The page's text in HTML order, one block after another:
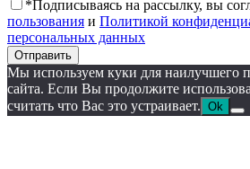
*Подписываясь на рассылку, вы
пользования и Политикой
персональных данных
Отправить
Мы используем куки для наилучшего
сайта. Если Вы продолжите
считать что Вас это устраивает. Ok